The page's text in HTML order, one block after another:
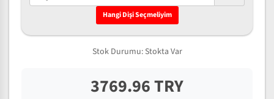
Hangi Dişi Seçmeliyim
Stok Durumu: Stokta Var
3769.96 TRY